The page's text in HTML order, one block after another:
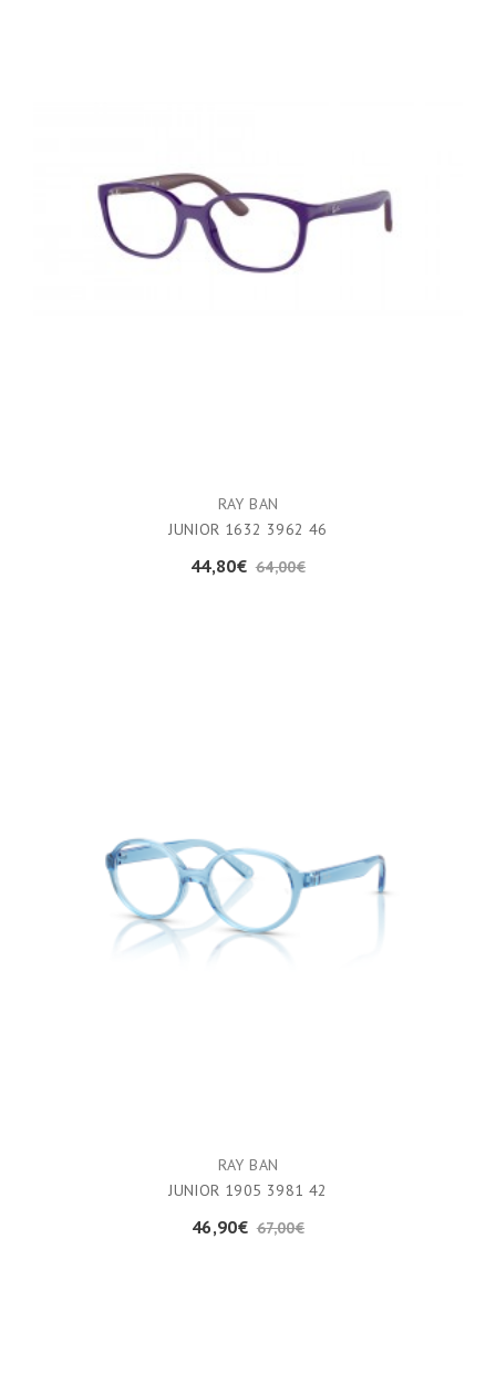
RAY BAN
JUNIOR 1632 3962 46
44,80€ 64,00€
RAY BAN
JUNIOR 1905 3981 42
46,90€ 67,00€